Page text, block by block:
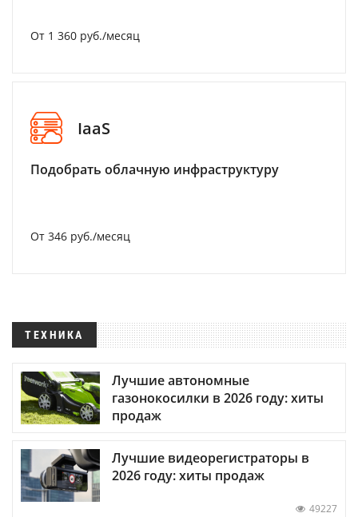
От 1 360 руб./месяц
IaaS
Подобрать облачную инфраструктуру
От 346 руб./месяц
ТЕХНИКА
Лучшие автономные
газонокосилки в 2026 году: хиты
продаж
Лучшие видеорегистраторы в
2026 году: хиты продаж
49227